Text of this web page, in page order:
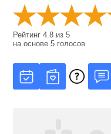
Рейтинг4.8 из5
на основе5 голосов